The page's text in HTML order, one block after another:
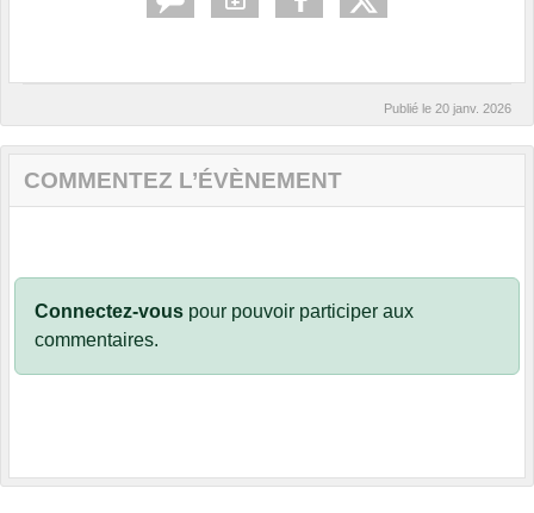
Publié le 20 janv. 2026
COMMENTEZ L’ÉVÈNEMENT
Connectez-vous pour pouvoir participer aux
commentaires.